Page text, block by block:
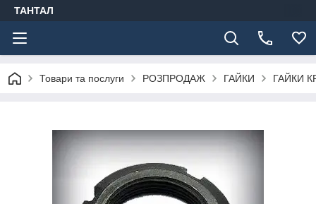
ТАНТАЛ
Товари та послуги РОЗПРОДАЖ ГАЙКИ ГАЙКИ